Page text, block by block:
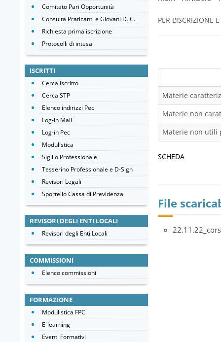
PER L'ISCRIZIONE
Materie
Materie non
Materie non utili
SCHEDA
File
Comitato Pari Opportunità
Consulta Praticanti e Giovani D. C.
Richiesta prima iscrizione
Protocolli di intesa
ISCRITTI
Cerca Iscritto
Cerca STP
Elenco indirizzi Pec
Log-in Mail
Log-in Pec
Modulistica
Sigillo Professionale
Tesserino Professionale e D-Sign
Revisori Legali
Sportello Cassa di Previdenza
REVISORI DEGLI ENTI LOCALI
Revisori degli Enti Locali
COMMISSIONI
Elenco commissioni
FORMAZIONE
Modulistica FPC
E-learning
Eventi Formativi